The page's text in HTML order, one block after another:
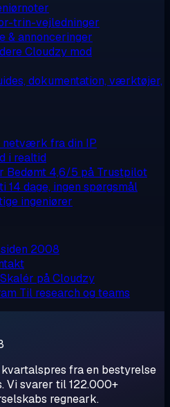
trin-vejledninger
& annonceringer
Cloudzy mod
dokumentation, værktøjer,
netværk fra din IP
i realtid
Bedømt 4,6/5 på Trustpilot
14 dage, ingen spørgsmål
ingeniører
2008
Skalér på Cloudzy
Til research og teams
fra en bestyrelse
Vi svarer til 122.000+
regneark.